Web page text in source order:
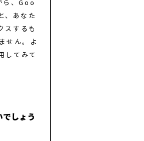
ら、Goo
、あなた
スするも
せん。よ
してみて
しょう